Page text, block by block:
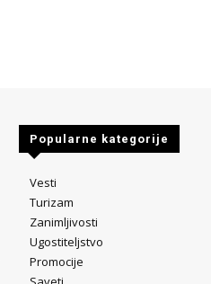
Popularne kategorije
Vesti
Turizam
Zanimljivosti
Ugostiteljstvo
Promocije